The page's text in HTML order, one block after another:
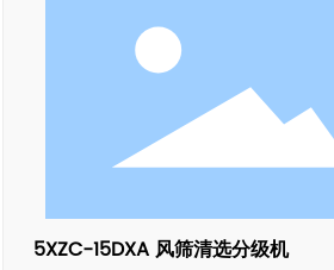
5XZC-15DXA 风筛清选分级机